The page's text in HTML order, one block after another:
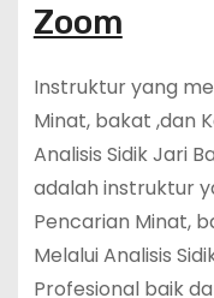
Zoom
Instruktur yang
Minat, bakat ,dan
Analisis Sidik Jari
adalah instruktur
Pencarian Minat,
Melalui Analisis
Profesional baik